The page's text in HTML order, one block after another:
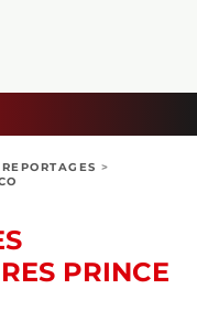
REPORTAGES >
PRINCE